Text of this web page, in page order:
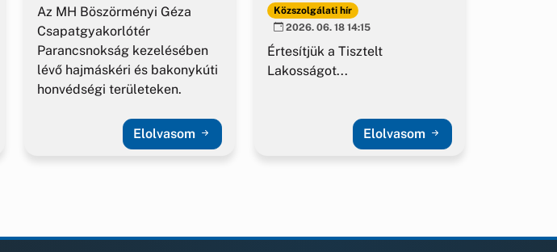
Az MH Böszörményi Géza
Csapatgyakorlótér
Parancsnokság kezelésében
lévő hajmáskéri és bakonykúti
honvédségi területeken.
Elolvasom
Közszolgálati hír
2026. 06. 18 14:15
Értesítjük a Tisztelt
Lakosságot...
Elolvasom